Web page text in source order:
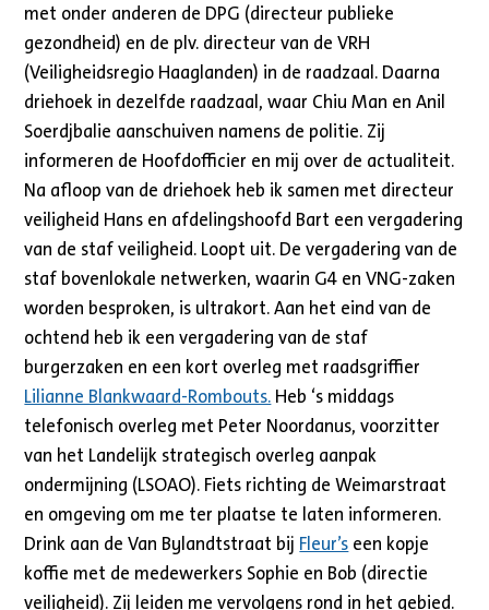
met onder anderen de DPG (directeur publieke
gezondheid) en de plv. directeur van de VRH
(Veiligheidsregio Haaglanden) in de raadzaal. Daarna
driehoek in dezelfde raadzaal, waar Chiu Man en Anil
Soerdjbalie aanschuiven namens de politie. Zij
informeren de Hoofdofficier en mij over de actualiteit.
Na afloop van de driehoek heb ik samen met directeur
veiligheid Hans en afdelingshoofd Bart een vergadering
van de staf veiligheid. Loopt uit. De vergadering van de
staf bovenlokale netwerken, waarin G4 en VNG-zaken
worden besproken, is ultrakort. Aan het eind van de
ochtend heb ik een vergadering van de staf
burgerzaken en een kort overleg met raadsgriffier
Lilianne Blankwaard-Rombouts. Heb ‘s middags
telefonisch overleg met Peter Noordanus, voorzitter
van het Landelijk strategisch overleg aanpak
ondermijning (LSOAO). Fiets richting de Weimarstraat
en omgeving om me ter plaatse te laten informeren.
Drink aan de Van Bylandtstraat bij Fleur’s een kopje
koffie met de medewerkers Sophie en Bob (directie
veiligheid). Zij leiden me vervolgens rond in het gebied.